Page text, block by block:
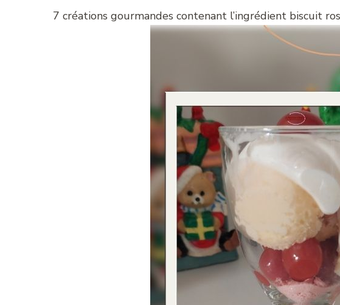
7 créations gourmandes contenant l’ingrédient biscuit